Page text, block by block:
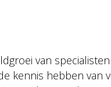
van
kennis hebben van